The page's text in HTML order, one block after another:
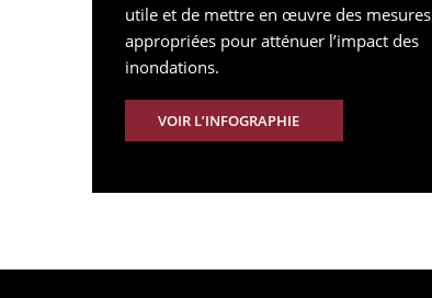
utile et de mettre en œuvre des mesures
appropriées pour atténuer l’impact des
inondations.
VOIR L’INFOGRAPHIE